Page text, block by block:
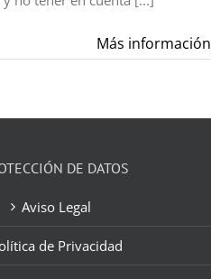
Más información
DE DATOS
Aviso Legal
de Privacidad